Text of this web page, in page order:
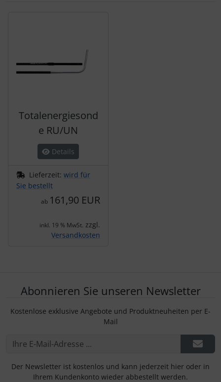
Totalenergiesond
e RU/UN
Details
Lieferzeit: wird für
Sie bestellt
ab 161,90 EUR
inkl. 19 % MwSt. zzgl.
Versandkosten
Abonnieren Sie unseren Newsletter
Kostenlose exklusive Angebote und Produktneuheiten per E-
Mail
Der Newsletter ist kostenlos und kann jederzeit hier oder in
Ihrem Kundenkonto wieder abbestellt werden.